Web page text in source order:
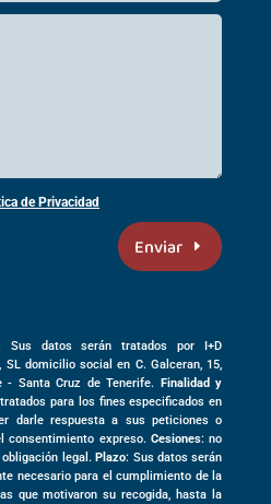
de Privacidad
Enviar
Sus datos serán tratados por I+D
SL domicilio social en C. Galceran, 15,
- Santa Cruz de Tenerife. Finalidad y
para los fines especificados en
darle respuesta a sus peticiones o
consentimiento expreso. Cesiones: no
obligación legal.Plazo: Sus datos serán
necesario para el cumplimiento de la
que motivaron su recogida, hasta la